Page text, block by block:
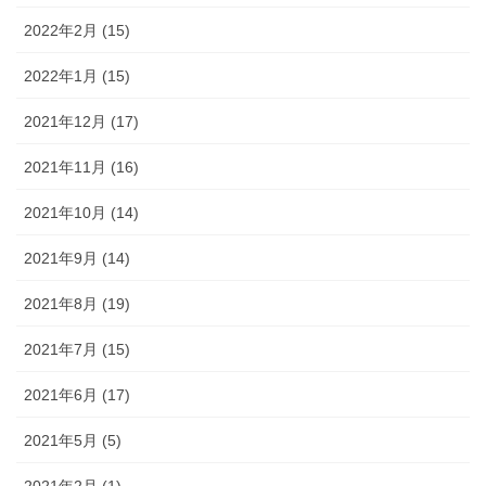
2022年2月 (15)
2022年1月 (15)
2021年12月 (17)
2021年11月 (16)
2021年10月 (14)
2021年9月 (14)
2021年8月 (19)
2021年7月 (15)
2021年6月 (17)
2021年5月 (5)